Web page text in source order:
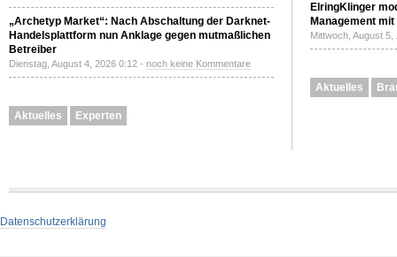
„Archetyp Market“: Nach Abschaltung der Darknet-
Handelsplattform nun Anklage gegen mutmaßlichen
Betreiber
Dienstag, August 4, 2026 0:12 - noch keine Kommentare
Aktuelles Experten
ElringKlinger
Management
Mittwoch, August
Aktuelles
Datenschutzerklärung